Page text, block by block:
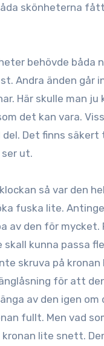
skönheterna
behövde båda
Andra änden går
Här skulle man
det kan vara.
del. Det finns
ser ut.
så var den
fuska lite.
av den för
kunna passa
skruva på kronan
för att
av den igen
fullt. Men vad
lite snett.